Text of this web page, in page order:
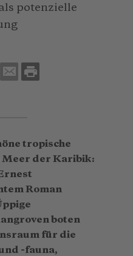
potenzielle
tropische
Meer der Karibik:
Roman
boten
für die
-fauna,